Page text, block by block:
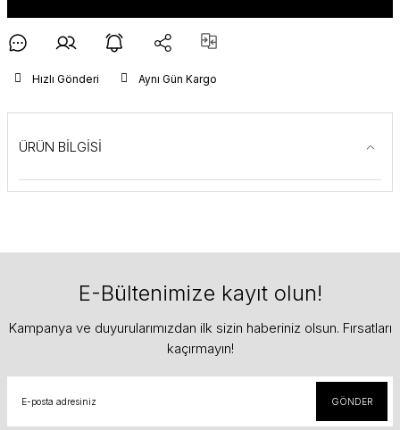
Hızlı Gönderi Aynı Gün Kargo
ÜRÜN BİLGİSİ
E-Bültenimize kayıt olun!
Kampanya ve duyurularımızdan ilk sizin haberiniz olsun. Fırsatları
kaçırmayın!
GÖNDER